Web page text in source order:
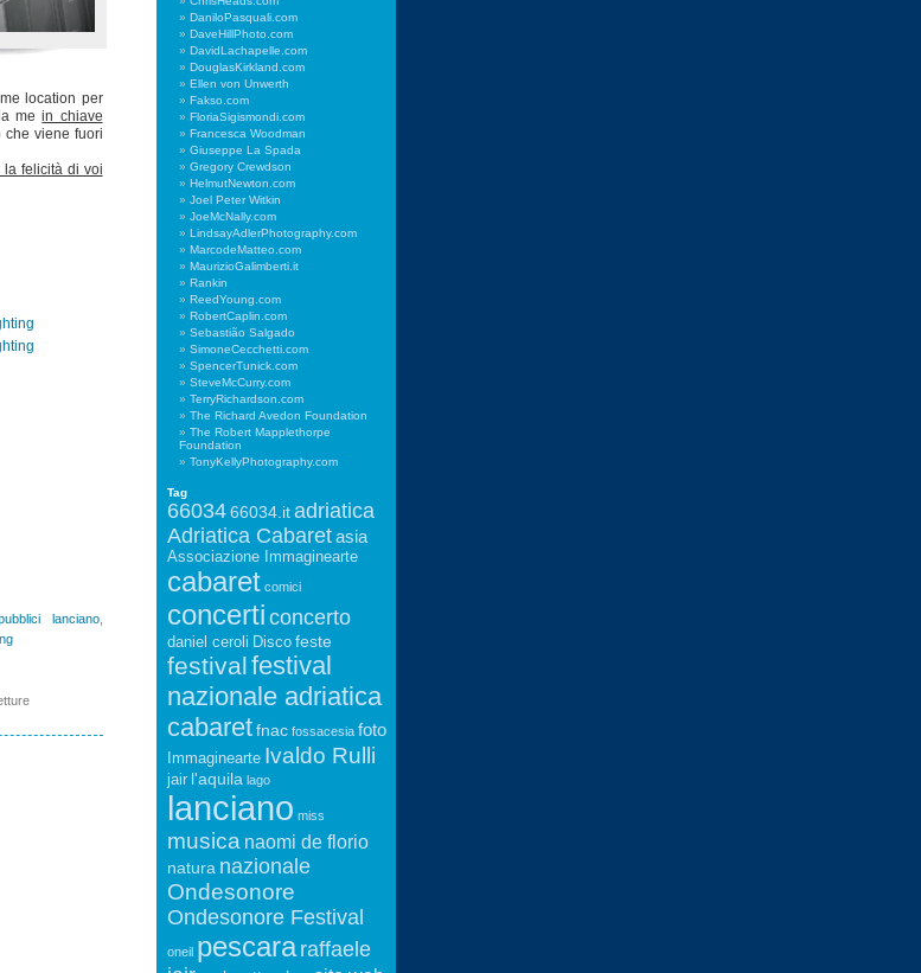
location per
mein chiave
che viene fuori
la felicità di voi
lanciano,
DaniloPasquali.com
DaveHillPhoto.com
DavidLachapelle.com
DouglasKirkland.com
Ellen von Unwerth
Fakso.com
FloriaSigismondi.com
Francesca Woodman
Giuseppe La Spada
Gregory Crewdson
HelmutNewton.com
Joel Peter Witkin
JoeMcNally.com
LindsayAdlerPhotography.com
MarcodeMatteo.com
MaurizioGalimberti.it
Rankin
ReedYoung.com
RobertCaplin.com
Sebastião Salgado
SimoneCecchetti.com
SpencerTunick.com
SteveMcCurry.com
TerryRichardson.com
The Richard Avedon Foundation
The Robert Mapplethorpe
Foundation
TonyKellyPhotography.com
Tag
66034 66034.it adriatica
Adriatica Cabaret asia
Associazione Immaginearte
cabaret comici
concerti concerto
daniel ceroli Disco feste
festivalfestival
nazionale adriatica
cabaret fnac fossacesia foto
Immaginearte Ivaldo Rulli
jair l'aquila lago
lanciano miss
musica naomi de florio
natura nazionale
Ondesonore
Ondesonore Festival
oneil pescara raffaele